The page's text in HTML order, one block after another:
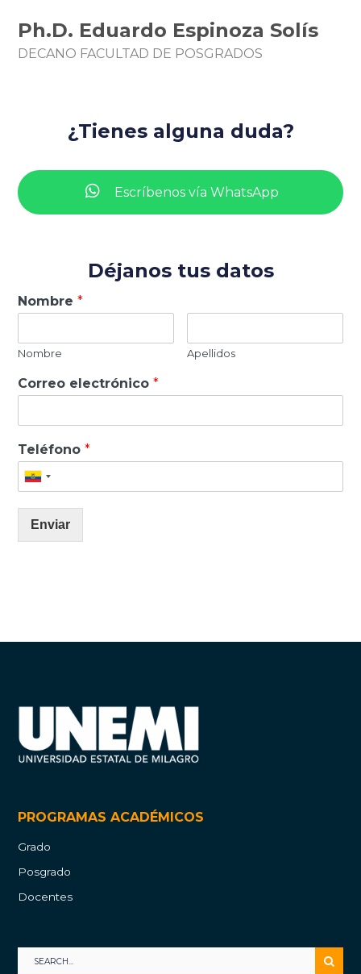
Ph.D. Eduardo Espinoza Solís
DECANO FACULTAD DE POSGRADOS
¿Tienes alguna duda?
Escríbenos vía WhatsApp
Déjanos tus datos
Nombre*
Nombre Apellidos
Correo electrónico*
Teléfono*
Enviar
PROGRAMAS ACADÉMICOS
Grado
Posgrado
Docentes